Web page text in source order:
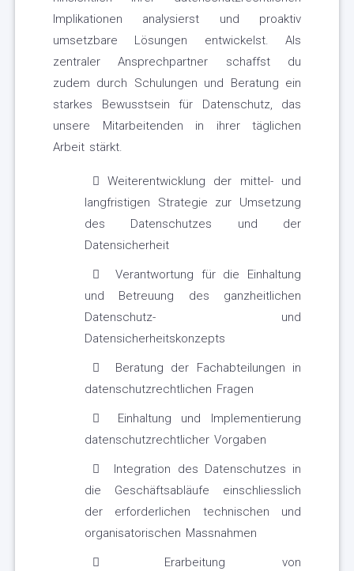
Implikationen analysierst und proaktiv
umsetzbare Lösungen entwickelst. Als
zentraler Ansprechpartner schaffst du
zudem durch Schulungen und Beratung ein
starkes Bewusstsein für Datenschutz, das
unsere Mitarbeitenden in ihrer täglichen
Arbeit stärkt.
Weiterentwicklung der mittel- und
langfristigen Strategie zur Umsetzung
des Datenschutzes und der
Datensicherheit
Verantwortung für die Einhaltung
und Betreuung des ganzheitlichen
Datenschutz- und
Datensicherheitskonzepts
Beratung der Fachabteilungen in
datenschutzrechtlichen Fragen
Einhaltung und Implementierung
datenschutzrechtlicher Vorgaben
Integration des Datenschutzes in
die Geschäftsabläufe einschliesslich
der erforderlichen technischen und
organisatorischen Massnahmen
Erarbeitung von